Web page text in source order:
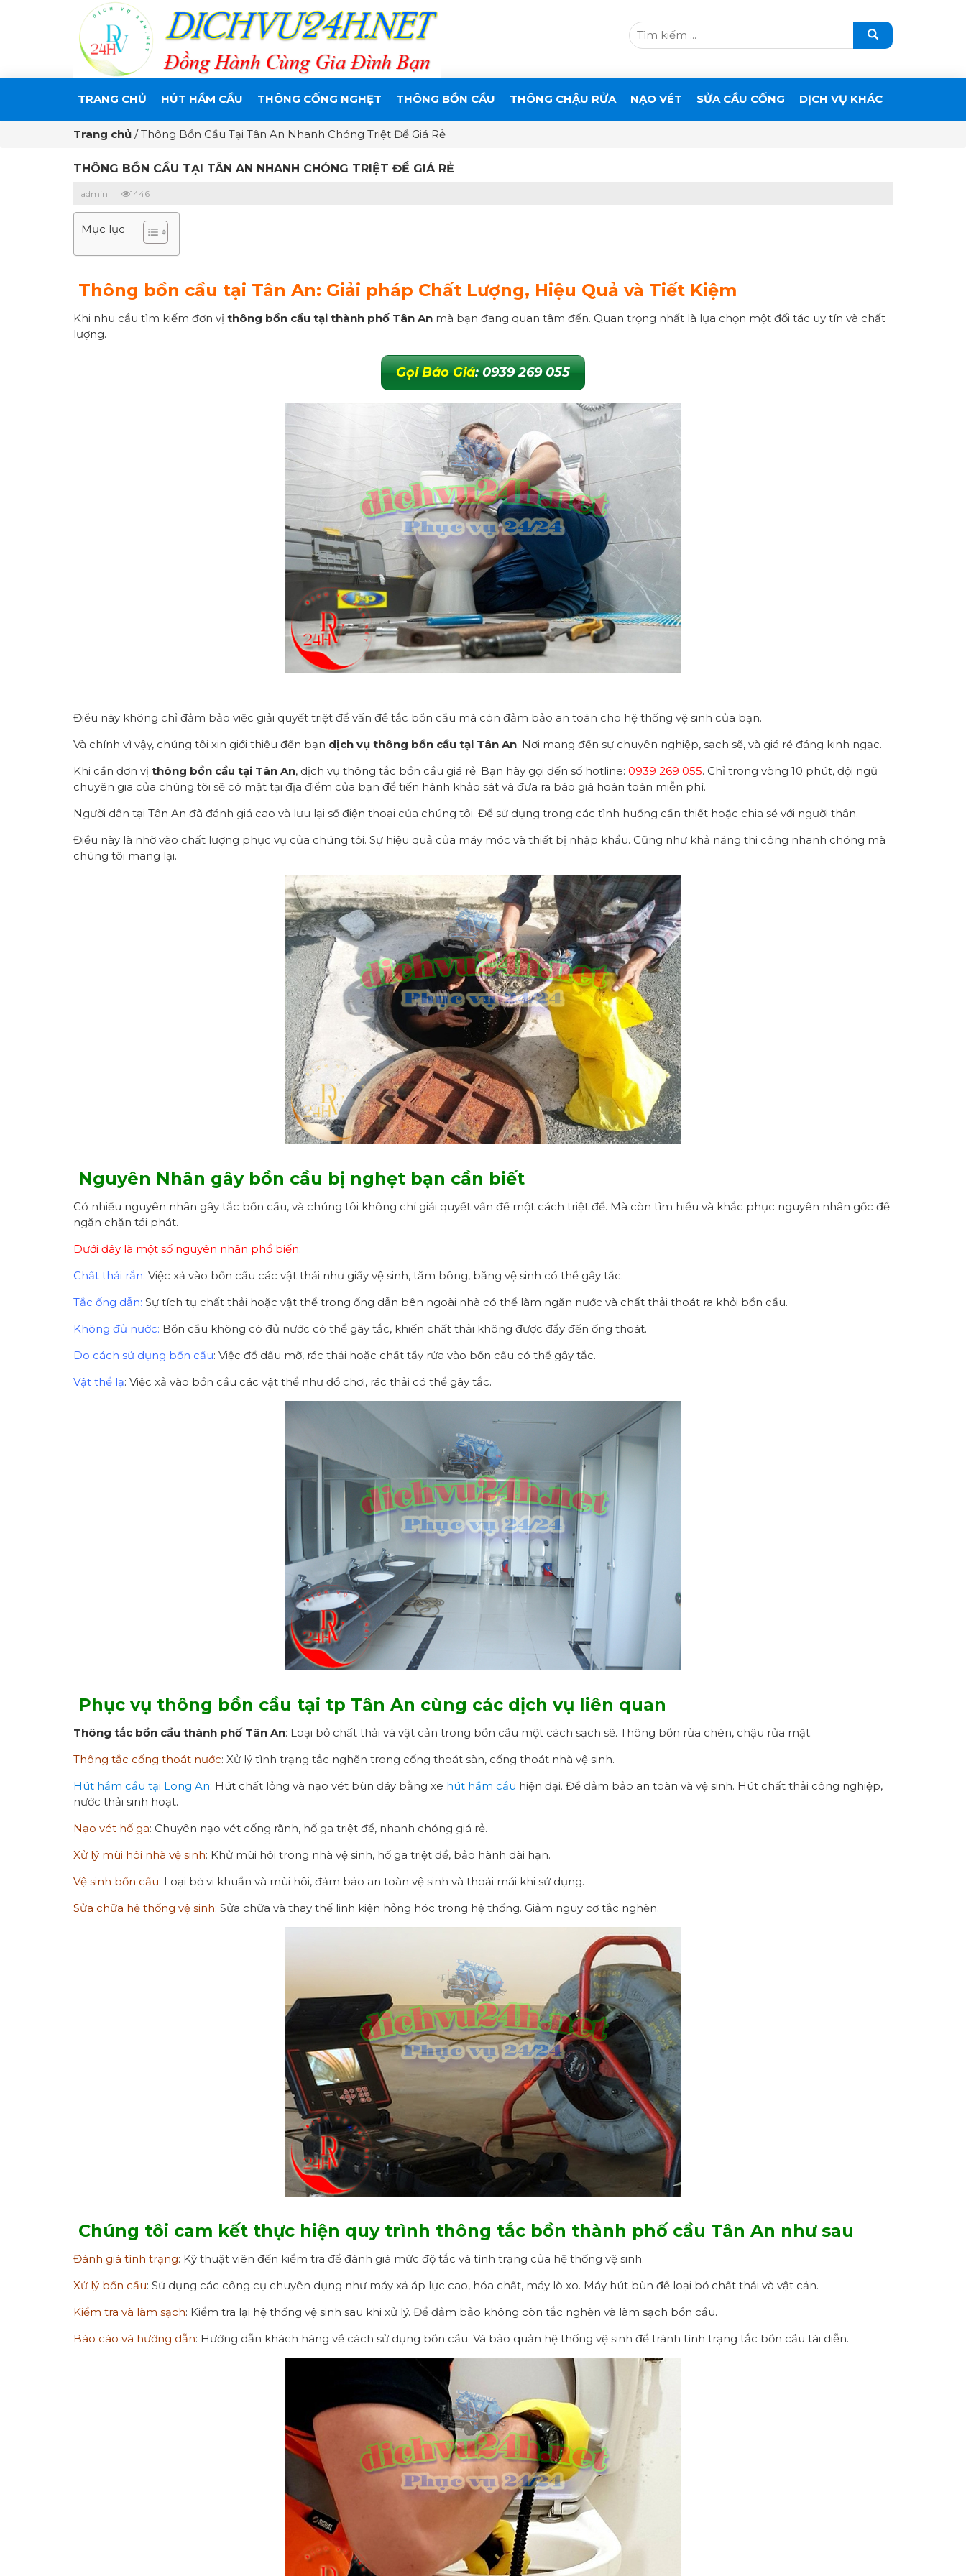
TRANG CHỦ HÚT HẦM CẦU THÔNG CỐNG NGHẸT THÔNG BỒN CẦU THÔNG CHẬU RỬA NẠO VÉT SỬA CẦU CỐNG DỊCH VỤ KHÁC
Trang chủ /Thông Bồn Cầu Tại Tân An Nhanh Chóng Triệt Để Giá Rẻ
THÔNG BỒN CẦU TẠI TÂN AN NHANH CHÓNG TRIỆT ĐỂ GIÁ RẺ
admin 1446
Mục lục
Thông bồn cầu tại Tân An: Giải pháp Chất Lượng, Hiệu Quả và Tiết Kiệm
Khi nhu cầu tìm kiếm đơn vị thông bồn cầu tại thành phố Tân An mà bạn đang quan tâm đến. Quan trọng nhất là lựa chọn một đối tác uy tín và chất
lượng.
Gọi Báo Giá: 0939 269 055
Điều này không chỉ đảm bảo việc giải quyết triệt để vấn đề tắc bồn cầu mà còn đảm bảo an toàn cho hệ thống vệ sinh của bạn.
Và chính vì vậy, chúng tôi xin giới thiệu đến bạn dịch vụ thông bồn cầu tại Tân An. Nơi mang đến sự chuyên nghiệp, sạch sẽ, và giá rẻ đáng kinh ngạc.
Khi cần đơn vị thông bồn cầu tại Tân An, dịch vụ thông tắc bồn cầu giá rẻ. Bạn hãy gọi đến số hotline: 0939 269 055. Chỉ trong vòng 10 phút, đội ngũ
chuyên gia của chúng tôi sẽ có mặt tại địa điểm của bạn để tiến hành khảo sát và đưa ra báo giá hoàn toàn miễn phí.
Người dân tại Tân An đã đánh giá cao và lưu lại số điện thoại của chúng tôi. Để sử dụng trong các tình huống cần thiết hoặc chia sẻ với người thân.
Điều này là nhờ vào chất lượng phục vụ của chúng tôi. Sự hiệu quả của máy móc và thiết bị nhập khẩu. Cũng như khả năng thi công nhanh chóng mà
chúng tôi mang lại.
Nguyên Nhân gây bồn cầu bị nghẹt bạn cần biết
Có nhiều nguyên nhân gây tắc bồn cầu, và chúng tôi không chỉ giải quyết vấn đề một cách triệt để. Mà còn tìm hiểu và khắc phục nguyên nhân gốc để
ngăn chặn tái phát.
Dưới đây là một số nguyên nhân phổ biến:
Chất thải rắn: Việc xả vào bồn cầu các vật thải như giấy vệ sinh, tăm bông, băng vệ sinh có thể gây tắc.
Tắc ống dẫn: Sự tích tụ chất thải hoặc vật thể trong ống dẫn bên ngoài nhà có thể làm ngăn nước và chất thải thoát ra khỏi bồn cầu.
Không đủ nước: Bồn cầu không có đủ nước có thể gây tắc, khiến chất thải không được đẩy đến ống thoát.
Do cách sử dụng bồn cầu: Việc đổ dầu mỡ, rác thải hoặc chất tẩy rửa vào bồn cầu có thể gây tắc.
Vật thể lạ: Việc xả vào bồn cầu các vật thể như đồ chơi, rác thải có thể gây tắc.
Phục vụ thông bồn cầu tại tp Tân An cùng các dịch vụ liên quan
Thông tắc bồn cầu thành phố Tân An: Loại bỏ chất thải và vật cản trong bồn cầu một cách sạch sẽ. Thông bồn rửa chén, chậu rửa mặt.
Thông tắc cống thoát nước: Xử lý tình trạng tắc nghẽn trong cống thoát sàn, cống thoát nhà vệ sinh.
Hút hầm cầu tại Long An: Hút chất lỏng và nạo vét bùn đáy bằng xe hút hầm cầu hiện đại. Để đảm bảo an toàn và vệ sinh. Hút chất thải công nghiệp,
nước thải sinh hoạt.
Nạo vét hố ga: Chuyên nạo vét cống rãnh, hố ga triệt để, nhanh chóng giá rẻ.
Xử lý mùi hôi nhà vệ sinh: Khử mùi hôi trong nhà vệ sinh, hố ga triệt để, bảo hành dài hạn.
Vệ sinh bồn cầu: Loại bỏ vi khuẩn và mùi hôi, đảm bảo an toàn vệ sinh và thoải mái khi sử dụng.
Sửa chữa hệ thống vệ sinh: Sửa chữa và thay thế linh kiện hỏng hóc trong hệ thống. Giảm nguy cơ tắc nghẽn.
Chúng tôi cam kết thực hiện quy trình thông tắc bồn thành phố cầu Tân An như sau
Đánh giá tình trạng: Kỹ thuật viên đến kiểm tra để đánh giá mức độ tắc và tình trạng của hệ thống vệ sinh.
Xử lý bồn cầu: Sử dụng các công cụ chuyên dụng như máy xả áp lực cao, hóa chất, máy lò xo. Máy hút bùn để loại bỏ chất thải và vật cản.
Kiểm tra và làm sạch: Kiểm tra lại hệ thống vệ sinh sau khi xử lý. Để đảm bảo không còn tắc nghẽn và làm sạch bồn cầu.
Báo cáo và hướng dẫn: Hướng dẫn khách hàng về cách sử dụng bồn cầu. Và bảo quản hệ thống vệ sinh để tránh tình trạng tắc bồn cầu tái diễn.